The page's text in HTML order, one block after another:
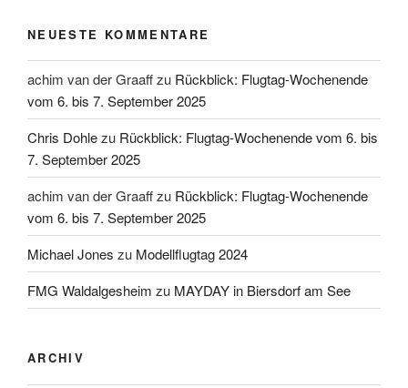
NEUESTE KOMMENTARE
achim van der Graaffzu Rückblick: Flugtag-Wochenende
vom 6. bis 7. September 2025
Chris Dohlezu Rückblick: Flugtag-Wochenende vom 6. bis
7. September 2025
achim van der Graaffzu Rückblick: Flugtag-Wochenende
vom 6. bis 7. September 2025
Michael Jones zu Modellflugtag 2024
FMG Waldalgesheim zu MAYDAY in Biersdorf am See
ARCHIV